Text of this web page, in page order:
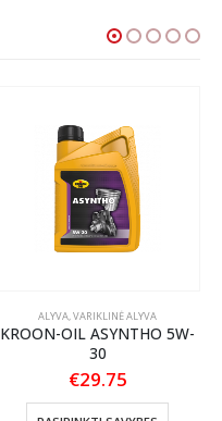
ALYVA,VARIKLINĖ ALYVA
KROON-OIL ASYNTHO 5W-
30
€29.75
This product has multiple variants. The options may be chosen on the product page